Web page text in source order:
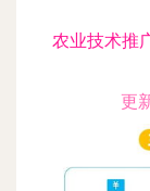
农业技术推
更